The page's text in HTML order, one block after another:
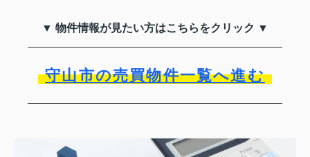
▼ 物件情報が見たい方はこちらをクリック ▼
守山市の売買物件一覧へ進む